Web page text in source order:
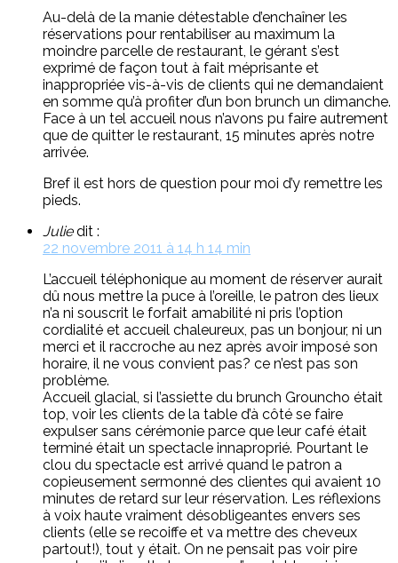
Au-delà de la manie détestable d’enchaîner les
réservations pour rentabiliser au maximum la
moindre parcelle de restaurant, le gérant s’est
exprimé de façon tout à fait méprisante et
inappropriée vis-à-vis de clients qui ne demandaient
en somme qu’à profiter d’un bon brunch un dimanche.
Face à un tel accueil nous n’avons pu faire autrement
que de quitter le restaurant, 15 minutes après notre
arrivée.
Bref il est hors de question pour moi d’y remettre les
pieds.
Julie dit :
22 novembre 2011 à 14 h 14 min
L’accueil téléphonique au moment de réserver aurait
dû nous mettre la puce à l’oreille, le patron des lieux
n’a ni souscrit le forfait amabilité ni pris l’option
cordialité et accueil chaleureux, pas un bonjour, ni un
merci et il raccroche au nez après avoir imposé son
horaire, il ne vous convient pas? ce n’est pas son
problème.
Accueil glacial, si l’assiette du brunch Grouncho était
top, voir les clients de la table d’à côté se faire
expulser sans cérémonie parce que leur café était
terminé était un spectacle innaproprié. Pourtant le
clou du spectacle est arrivé quand le patron a
copieusement sermonné des clientes qui avaient 10
minutes de retard sur leur réservation. Les réflexions
à voix haute vraiment désobligeantes envers ses
clients (elle se recoiffe et va mettre des cheveux
partout!), tout y était. On ne pensait pas voir pire